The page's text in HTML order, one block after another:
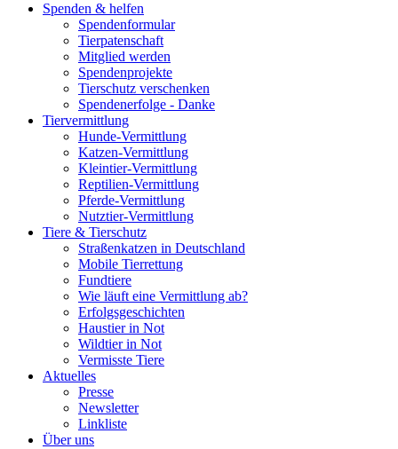
Spenden & helfen
Spendenformular
Tierpatenschaft
Mitglied werden
Spendenprojekte
Tierschutz verschenken
Spendenerfolge - Danke
Tiervermittlung
Hunde-Vermittlung
Katzen-Vermittlung
Kleintier-Vermittlung
Reptilien-Vermittlung
Pferde-Vermittlung
Nutztier-Vermittlung
Tiere & Tierschutz
Straßenkatzen in Deutschland
Mobile Tierrettung
Fundtiere
Wie läuft eine Vermittlung ab?
Erfolgsgeschichten
Haustier in Not
Wildtier in Not
Vermisste Tiere
Aktuelles
Presse
Newsletter
Linkliste
Über uns